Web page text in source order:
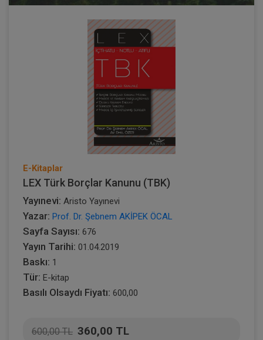
E-Kitaplar
LEX Türk Borçlar Kanunu (TBK)
Yayınevi: Aristo Yayınevi
Yazar: Prof. Dr. Şebnem AKİPEK ÖCAL
Sayfa Sayısı: 676
Yayın Tarihi: 01.04.2019
Baskı: 1
Tür: E-kitap
Basılı Olsaydı Fiyatı: 600,00
600,00 TL 360,00 TL